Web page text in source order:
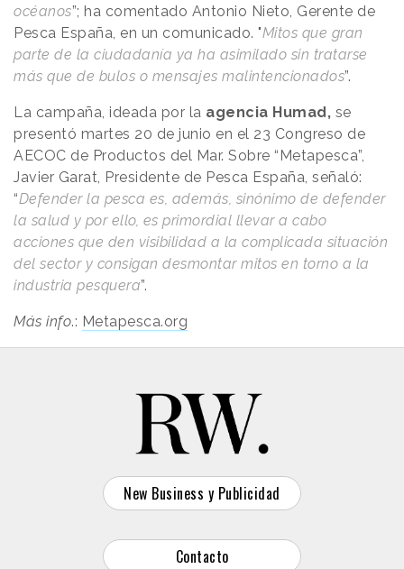
océanos”; ha comentado Antonio Nieto, Gerente de
Pesca España, en un comunicado. "Mitos que gran
parte de la ciudadanía ya ha asimilado sin tratarse
más que de bulos o mensajes malintencionados”.
La campaña, ideada por la agencia Humad, se
presentó martes 20 de junio en el 23 Congreso de
AECOC de Productos del Mar. Sobre “Metapesca”,
Javier Garat, Presidente de Pesca España, señaló:
“Defender la pesca es, además, sinónimo de defender
la salud y por ello, es primordial llevar a cabo
acciones que den visibilidad a la complicada situación
del sector y consigan desmontar mitos en torno a la
industria pesquera”.
Más info.: Metapesca.org
New Business y Publicidad
Contacto